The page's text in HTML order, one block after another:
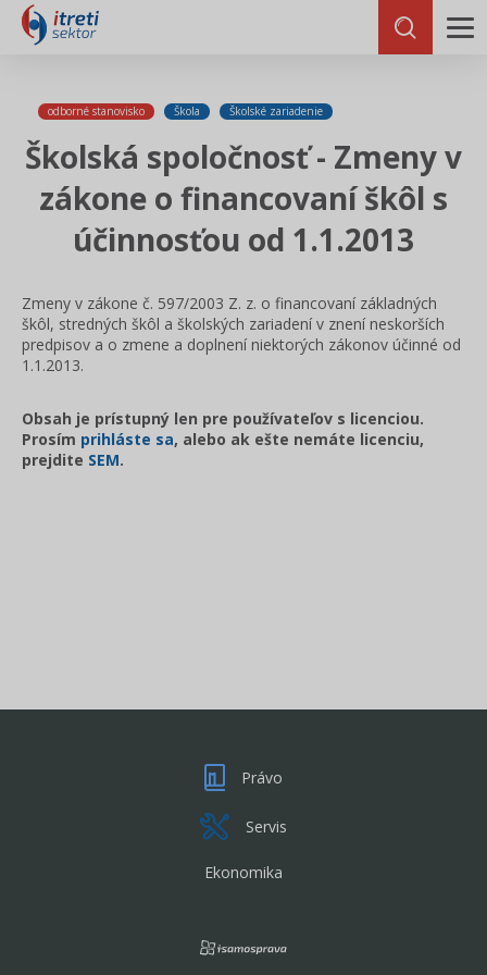
odborné stanovisko Škola Školské zariadenie
Školská spoločnosť - Zmeny v
zákone o financovaní škôl s
účinnosťou od 1.1.2013
Zmeny v zákone č. 597/2003 Z. z. o financovaní základných
škôl, stredných škôl a školských zariadení v znení neskorších
predpisov a o zmene a doplnení niektorých zákonov účinné od
1.1.2013.
Obsah je prístupný len pre používateľov s licenciou.
Prosím prihláste sa, alebo ak ešte nemáte licenciu,
prejdite SEM.
Právo
Servis
Ekonomika